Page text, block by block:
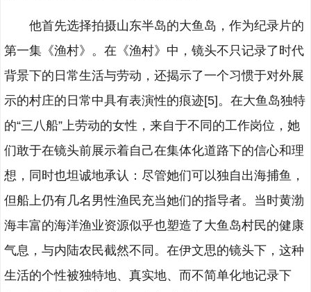
他首先选择拍摄山东半岛的大鱼岛，作为纪录片的
第一集《渔村》。在《渔村》中，镜头不只记录了时代
背景下的日常生活与劳动，还揭示了一个习惯于对外展
示的村庄的日常中具有表演性的痕迹[5]。在大鱼岛独特
的“三八船”上劳动的女性，来自于不同的工作岗位，她
们敢于在镜头前展示着自己在集体化道路下的信心和理
想，同时也坦诚地承认：尽管她们可以独自出海捕鱼，
但船上仍有几名男性渔民充当她们的指导者。当时黄渤
海丰富的海洋渔业资源似乎也塑造了大鱼岛村民的健康
气息，与内陆农民截然不同。在伊文思的镜头下，这种
生活的个性被独特地、真实地、而不简单化地记录下